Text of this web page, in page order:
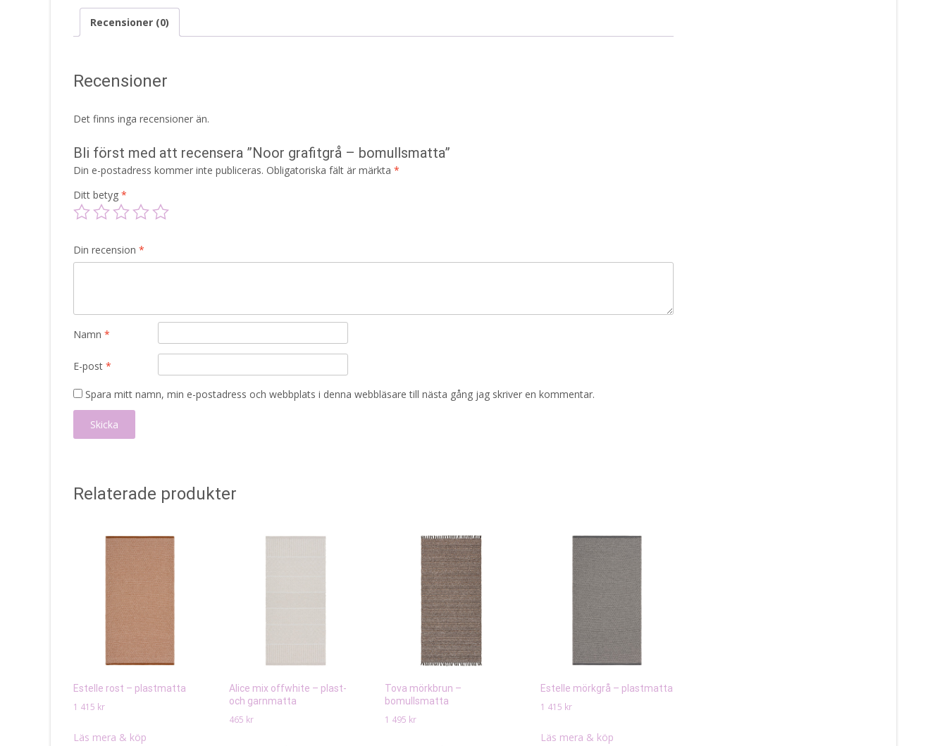
Recensioner (0)
Recensioner
Det finns inga recensioner än.
Bli först med att recensera ”Noor grafitgrå – bomullsmatta”
Din e-postadress kommer inte publiceras. Obligatoriska fält är märkta *
Ditt betyg *
Din recension *
Namn *
E-post *
Spara mitt namn, min e-postadress och webbplats i denna webbläsare till nästa gång jag skriver en kommentar.
Relaterade produkter
Estelle rost – plastmatta
1 415 kr
Läs mera & köp
Alice mix offwhite – plast-
och garnmatta
465 kr
Tova mörkbrun –
bomullsmatta
1 495 kr
Estelle mörkgrå – plastmatta
1 415 kr
Läs mera & köp